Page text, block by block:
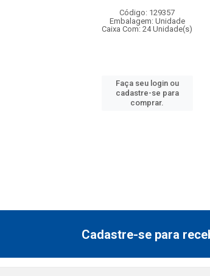
Código: 129357
Embalagem: Unidade
Caixa Com: 24 Unidade(s)
Faça seu login ou
cadastre-se para
comprar.
Cadastre-se para